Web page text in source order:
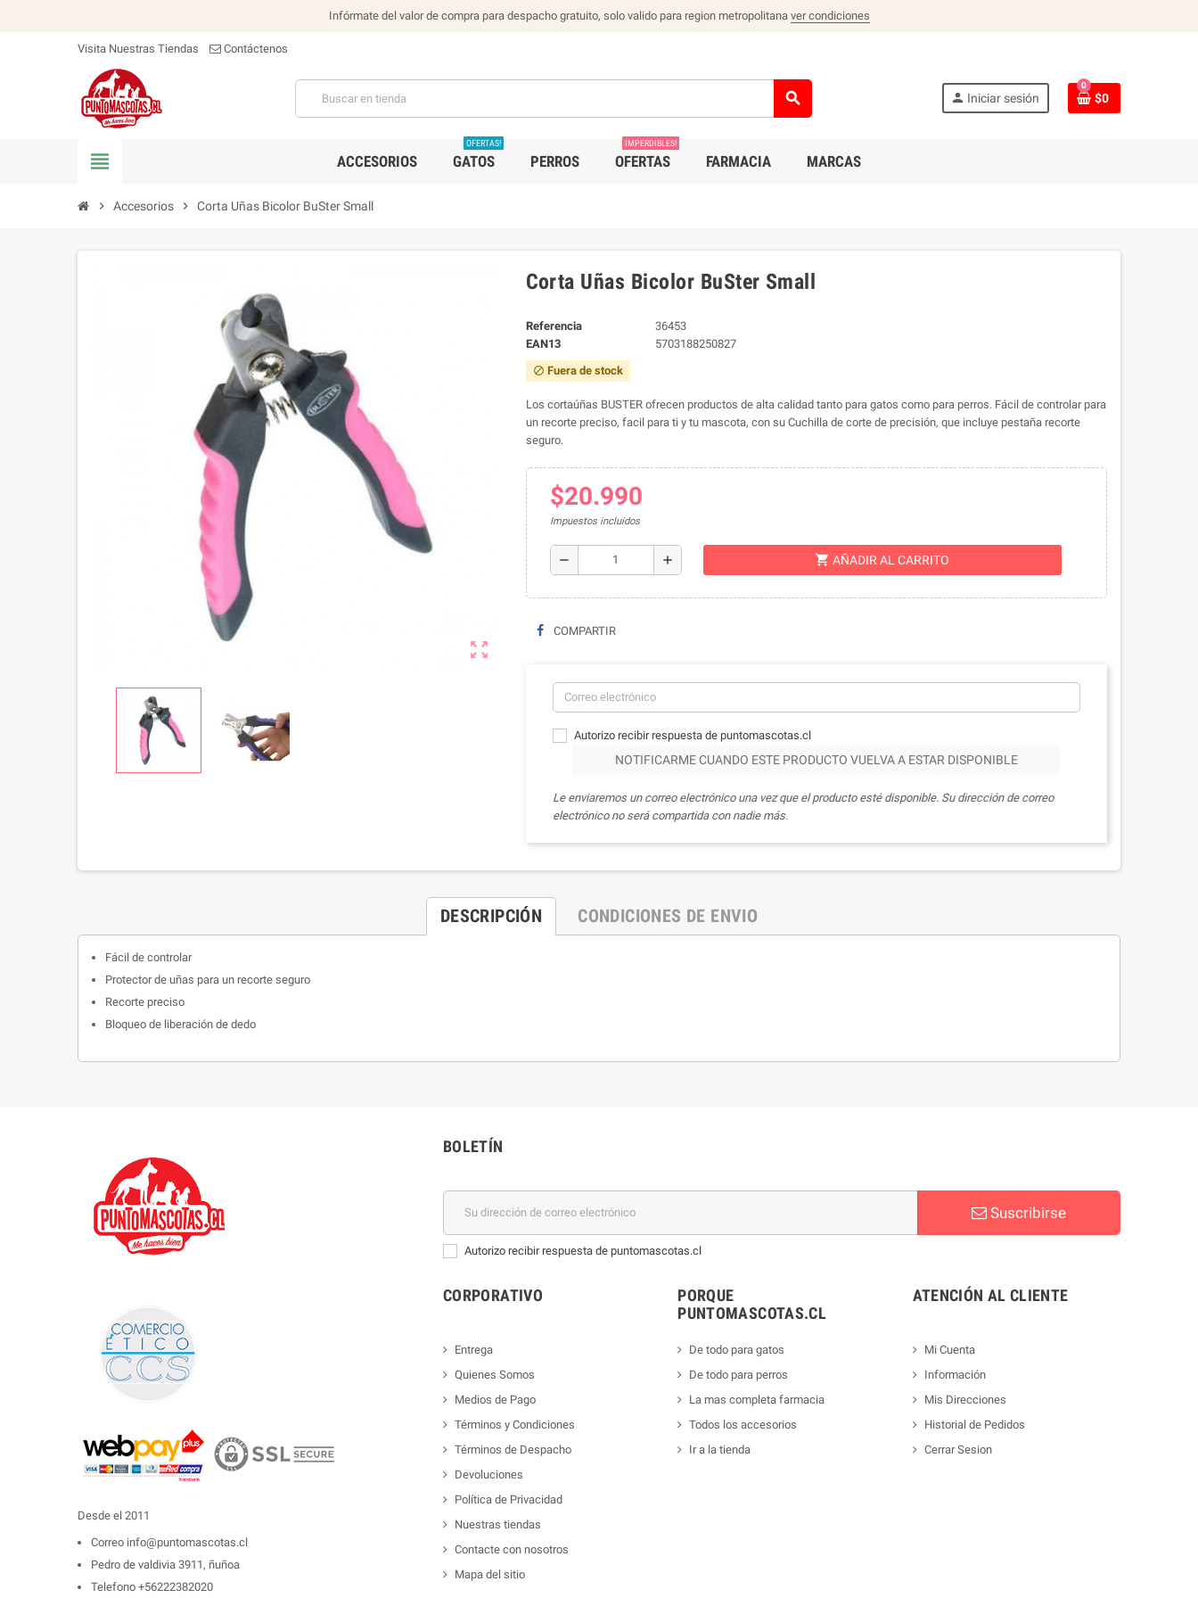
Infórmate del valor de compra para despacho gratuito, solo valido para region metropolitana ver condiciones
Visita Nuestras Tiendas Contáctenos
search person Iniciar sesión
0
$0
view_headline ACCESORIOS GATOS
OFERTAS!
PERROS OFERTAS
IMPERDIBLES!
FARMACIA MARCAS
chevron_right Accesorios chevron_right Corta Uñas Bicolor BuSter Small
zoom_out_map
Corta Uñas Bicolor BuSter Small
Referencia
36453
EAN13
5703188250827
block Fuera de stock
Los cortaúñas BUSTER ofrecen productos de alta calidad tanto para gatos como para perros. Fácil de controlar para
un recorte preciso, facil para ti y tu mascota, con su Cuchilla de corte de precisión, que incluye pestaña recorte
seguro.
$20.990
Impuestos incluidos
remove add shopping_cart AÑADIR AL CARRITO
COMPARTIR
Autorizo recibir respuesta de puntomascotas.cl
NOTIFICARME CUANDO ESTE PRODUCTO VUELVA A ESTAR DISPONIBLE
Le enviaremos un correo electrónico una vez que el producto esté disponible. Su dirección de correo
electrónico no será compartida con nadie más.
DESCRIPCIÓN CONDICIONES DE ENVIO
Fácil de controlar
Protector de uñas para un recorte seguro
Recorte preciso
Bloqueo de liberación de dedo
Desde el 2011
Correo info@puntomascotas.cl
Pedro de valdivia 3911, ñuñoa
Telefono +56222382020
BOLETÍN
Suscribirse
Autorizo recibir respuesta de puntomascotas.cl
CORPORATIVO
Entrega
Quienes Somos
Medios de Pago
Términos y Condiciones
Términos de Despacho
Devoluciones
Política de Privacidad
Nuestras tiendas
Contacte con nosotros
Mapa del sitio
PORQUE
PUNTOMASCOTAS.CL
De todo para gatos
De todo para perros
La mas completa farmacia
Todos los accesorios
Ir a la tienda
ATENCIÓN AL CLIENTE
Mi Cuenta
Información
Mis Direcciones
Historial de Pedidos
Cerrar Sesion